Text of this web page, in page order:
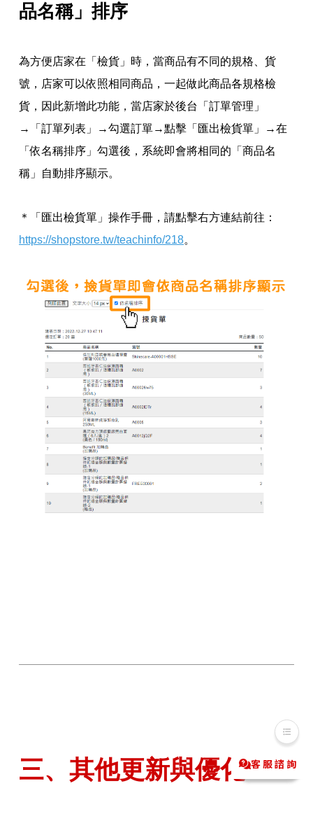
品名稱」排序
為方便店家在「檢貨」時，當商品有不同的規格、貨
號，店家可以依照相同商品，一起做此商品各規格檢
貨，因此新增此功能，當店家於後台「訂單管理」
→「訂單列表」→勾選訂單→點擊「匯出檢貨單」→在
「依名稱排序」勾選後，系統即會將相同的「商品名
稱」自動排序顯示。
＊「匯出檢貨單」操作手冊，請點擊右方連結前往：
https://shopstore.tw/teachinfo/218。
三、其他更新與優化 客服諮詢
Messenger
LINE@